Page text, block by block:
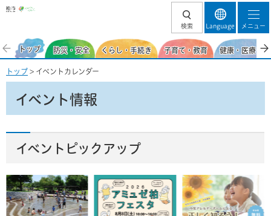
柏市
検索 Language メニュー
トップ 防災・安全 くらし・手続き 子育て・教育 健康・医療・
トップ > イベントカレンダー
イベント情報
イベントピックアップ